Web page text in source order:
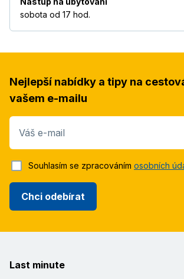
sobota od 17 hod.
Nejlepší nabídky a tipy na
vašem e-mailu
Váš e-mail
Chci odebírat
Souhlasím se zpracováním osobních
Last minute